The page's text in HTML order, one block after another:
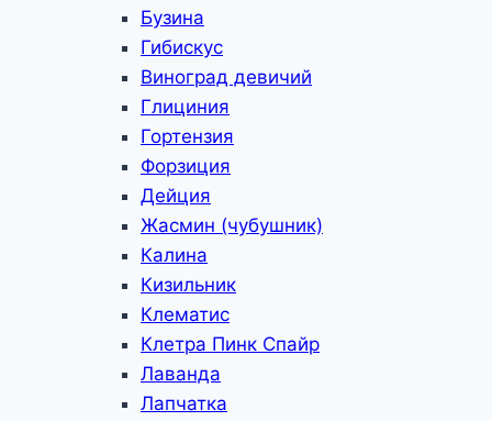
Бузина
Гибискус
Виноград девичий
Глициния
Гортензия
Форзиция
Дейция
Жасмин (чубушник)
Калина
Кизильник
Клематис
Клетра Пинк Спайр
Лаванда
Лапчатка